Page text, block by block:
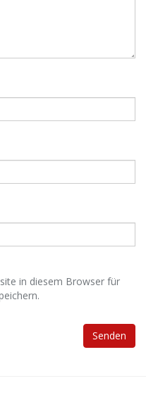
in diesem Browser für